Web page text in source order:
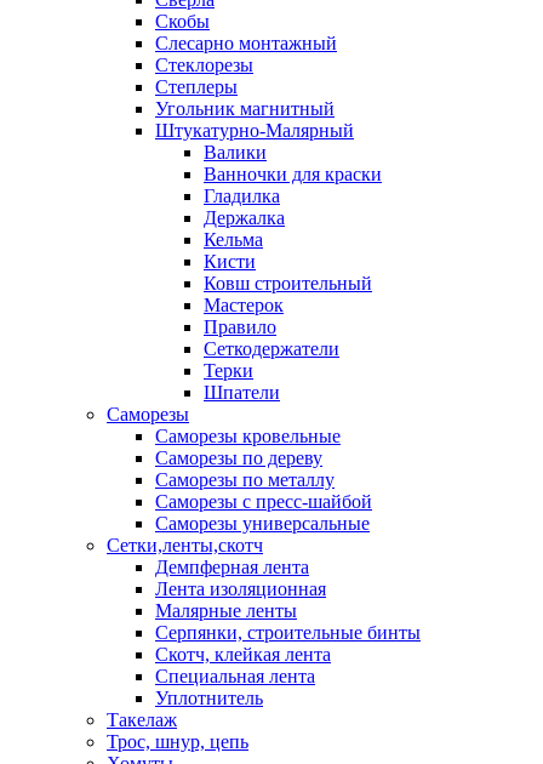
Скобы
Слесарно монтажный
Стеклорезы
Степлеры
Угольник магнитный
Штукатурно-Малярный
Валики
Ванночки для краски
Гладилка
Держалка
Кельма
Кисти
Ковш строительный
Мастерок
Правило
Сеткодержатели
Терки
Шпатели
Саморезы
Саморезы кровельные
Саморезы по дереву
Саморезы по металлу
Саморезы с пресс-шайбой
Саморезы универсальные
Сетки,ленты,скотч
Демпферная лента
Лента изоляционная
Малярные ленты
Серпянки, строительные бинты
Скотч, клейкая лента
Специальная лента
Уплотнитель
Такелаж
Трос, шнур, цепь